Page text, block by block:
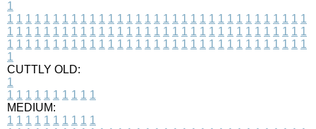
1
1 1 1 1 1 1 1 1 1 1 1 1 1 1 1 1 1 1 1 1 1 1 1 1 1 1 1 1 1 1 1 1 1
1 1 1 1 1 1 1 1 1 1 1 1 1 1 1 1 1 1 1 1 1 1 1 1 1 1 1 1 1 1 1 1 1
1 1 1 1 1 1 1 1 1 1 1 1 1 1 1 1 1 1 1 1 1 1 1 1 1 1 1 1 1 1 1 1 1
1
CUTTLY OLD:
1
1 1 1 1 1 1 1 1 1 1
MEDIUM:
1 1 1 1 1 1 1 1 1 1